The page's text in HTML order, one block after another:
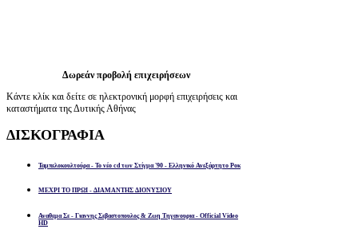
Δωρεάν προβολή επιχειρήσεων
Κάντε κλίκ και δείτε σε ηλεκτρονική μορφή επιχειρήσεις και
καταστήματα της Δυτικής Αθήνας
ΔΙΣΚΟΓΡΑΦΙΑ
Ταμπελοκουλτούρα - Το νέο cd των Στίγμα '90 - Ελληνικό Ανεξάρτητο Ροκ
ΜΕΧΡΙ ΤΟ ΠΡΩΙ - ΔΙΑΜΑΝΤΗΣ ΔΙΟΝΥΣΙΟΥ
Αναθεμα Σε - Γιαννης Σεβαστοπουλος & Ζωη Τηγανουρια - Official Video
HD